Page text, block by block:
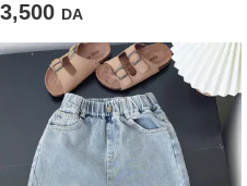
3,500 DA